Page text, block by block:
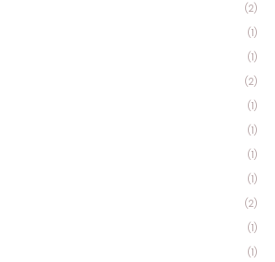
(2)
(1)
(1)
(2)
(1)
(1)
(1)
(1)
(2)
(1)
(1)